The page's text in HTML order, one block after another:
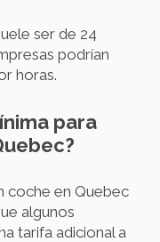
ser de 24
podrían
horas.
para
coche en Quebec
algunos
tarifa adicional a